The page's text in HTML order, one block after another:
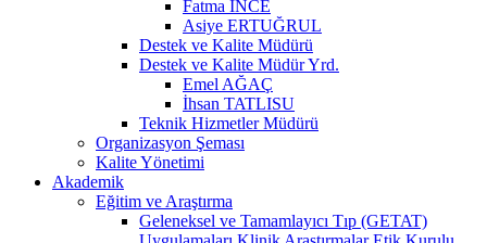
Fatma İNCE
Asiye ERTUĞRUL
Destek ve Kalite Müdürü
Destek ve Kalite Müdür Yrd.
Emel AĞAÇ
İhsan TATLISU
Teknik Hizmetler Müdürü
Organizasyon Şeması
Kalite Yönetimi
Akademik
Eğitim ve Araştırma
Geleneksel ve Tamamlayıcı Tıp (GETAT)